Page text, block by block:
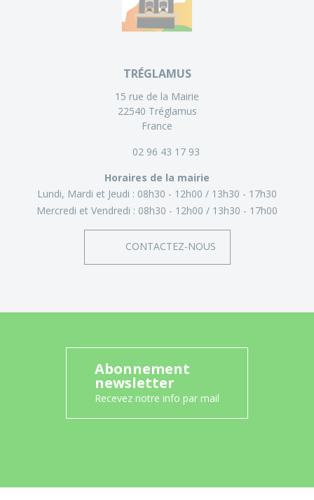
TRÉGLAMUS
15 rue de la Mairie
22540 Tréglamus
France
02 96 43 17 93
Horaires de la mairie
Lundi, Mardi et Jeudi : 08h30 - 12h00
13h30 - 17h30
Mercredi et Vendredi : 08h30 - 12h00 13h30 - 17h00
CONTACTEZ-NOUS
Abonnement
newsletter
Recevez notre info par mail